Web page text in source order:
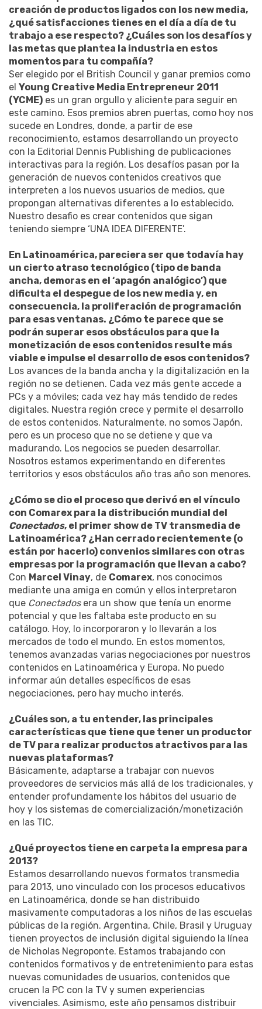
creación de productos ligados con los new media,
¿qué satisfacciones tienes en el día a día de tu
trabajo a ese respecto? ¿Cuáles son los desafíos y
las metas que plantea la industria en estos
momentos para tu compañía?
Ser elegido por el British Council y ganar premios como
el Young Creative Media Entrepreneur 2011
(YCME) es un gran orgullo y aliciente para seguir en
este camino. Esos premios abren puertas, como hoy nos
sucede en Londres, donde, a partir de ese
reconocimiento, estamos desarrollando un proyecto
con la Editorial Dennis Publishing de publicaciones
interactivas para la región. Los desafíos pasan por la
generación de nuevos contenidos creativos que
interpreten a los nuevos usuarios de medios, que
propongan alternativas diferentes a lo establecido.
Nuestro desafio es crear contenidos que sigan
teniendo siempre ‘UNA IDEA DIFERENTE’.
En Latinoamérica, pareciera ser que todavía hay
un cierto atraso tecnológico (tipo de banda
ancha, demoras en el ‘apagón analógico’) que
dificulta el despegue de los new media y, en
consecuencia, la proliferación de programación
para esas ventanas. ¿Cómo te parece que se
podrán superar esos obstáculos para que la
monetización de esos contenidos resulte más
viable e impulse el desarrollo de esos contenidos?
Los avances de la banda ancha y la digitalización en la
región no se detienen. Cada vez más gente accede a
PCs y a móviles; cada vez hay más tendido de redes
digitales. Nuestra región crece y permite el desarrollo
de estos contenidos. Naturalmente, no somos Japón,
pero es un proceso que no se detiene y que va
madurando. Los negocios se pueden desarrollar.
Nosotros estamos experimentando en diferentes
territorios y esos obstáculos año tras año son menores.
¿Cómo se dio el proceso que derivó en el vínculo
con Comarex para la distribución mundial del
Conectados, el primer show de TV transmedia de
Latinoamérica? ¿Han cerrado recientemente (o
están por hacerlo) convenios similares con otras
empresas por la programación que llevan a cabo?
Con Marcel Vinay, de Comarex, nos conocimos
mediante una amiga en común y ellos interpretaron
que Conectadosera un show que tenía un enorme
potencial y que les faltaba este producto en su
catálogo. Hoy, lo incorporaron y lo llevarán a los
mercados de todo el mundo. En estos momentos,
tenemos avanzadas varias negociaciones por nuestros
contenidos en Latinoamérica y Europa. No puedo
informar aún detalles específicos de esas
negociaciones, pero hay mucho interés.
¿Cuáles son, a tu entender, las principales
características que tiene que tener un productor
de TV para realizar productos atractivos para las
nuevas plataformas?
Básicamente, adaptarse a trabajar con nuevos
proveedores de servicios más allá de los tradicionales, y
entender profundamente los hábitos del usuario de
hoy y los sistemas de comercialización/monetización
en las TIC.
¿Qué proyectos tiene en carpeta la empresa para
2013?
Estamos desarrollando nuevos formatos transmedia
para 2013, uno vinculado con los procesos educativos
en Latinoamérica, donde se han distribuido
masivamente computadoras a los niños de las escuelas
públicas de la región. Argentina, Chile, Brasil y Uruguay
tienen proyectos de inclusión digital siguiendo la línea
de Nicholas Negroponte. Estamos trabajando con
contenidos formativos y de entretenimiento para estas
nuevas comunidades de usuarios, contenidos que
crucen la PC con la TV y sumen experiencias
vivenciales. Asimismo, este año pensamos distribuir